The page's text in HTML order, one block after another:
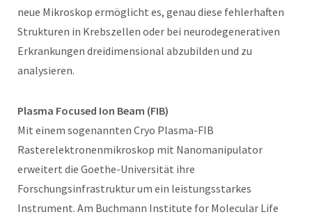
neue Mikroskop ermöglicht es, genau diese fehlerhaften
Strukturen in Krebszellen oder bei neurodegenerativen
Erkrankungen dreidimensional abzubilden und zu
analysieren.
Plasma Focused Ion Beam (FIB)
Mit einem sogenannten Cryo Plasma-FIB
Rasterelektronenmikroskop mit Nanomanipulator
erweitert die Goethe-Universität ihre
Forschungsinfrastruktur um ein leistungsstarkes
Instrument. Am Buchmann Institute for Molecular Life